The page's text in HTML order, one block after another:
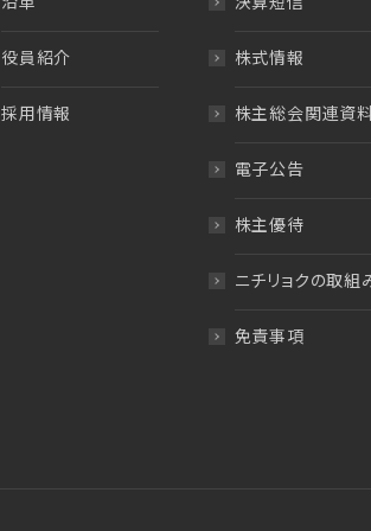
役員紹介
採用情報
株式情報
株主総会関連資
電子公告
株主優待
ニチリョクの取組
免責事項